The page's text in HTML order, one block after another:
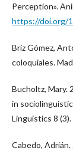
Perception».
https://doi.org/
Briz Gómez,
coloquiales.
Bucholtz, Mary.
in
Linguistics 8 (3).
Cabedo,